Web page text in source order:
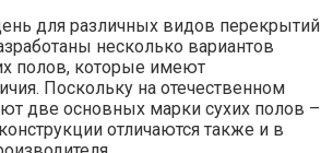
для различных видов перекрытий
несколько вариантов
полов, которые имеют
Поскольку на отечественном
две основных марки сухих полов –
отличаются также и в